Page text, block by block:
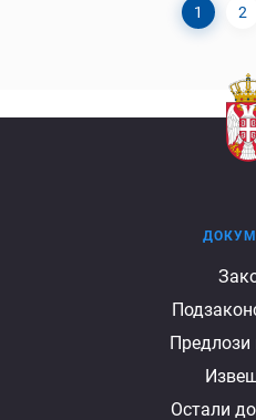
Current
1 2
Предлози
Остали